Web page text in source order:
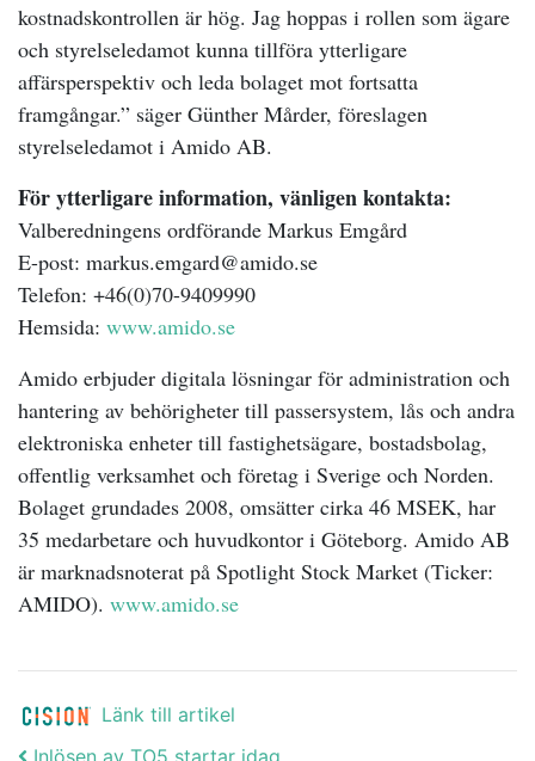
kostnadskontrollen är hög. Jag hoppas i rollen som ägare
och styrelseledamot kunna tillföra ytterligare
affärsperspektiv och leda bolaget mot fortsatta
framgångar.” säger Günther Mårder, föreslagen
styrelseledamot i Amido AB.
För ytterligare information, vänligen kontakta:
Valberedningens ordförande Markus Emgård
E-post: markus.emgard@amido.se
Telefon: +46(0)70-9409990
Hemsida: www.amido.se
Amido erbjuder digitala lösningar för administration och
hantering av behörigheter till passersystem, lås och andra
elektroniska enheter till fastighetsägare, bostadsbolag,
offentlig verksamhet och företag i Sverige och Norden.
Bolaget grundades 2008, omsätter cirka 46 MSEK, har
35 medarbetare och huvudkontor i Göteborg. Amido AB
är marknadsnoterat på Spotlight Stock Market (Ticker:
AMIDO). www.amido.se
Länk till artikel